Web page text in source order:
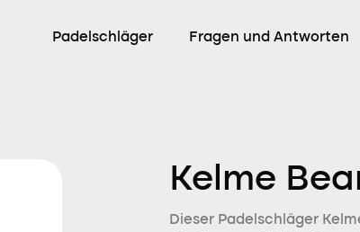
Padelschläger Fragen und Antworten
Kelme
Dieser Padelschläger